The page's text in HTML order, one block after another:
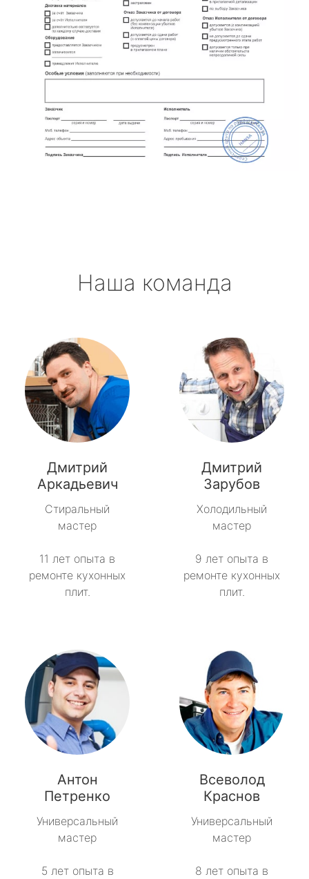
Наша команда
Дмитрий
Аркадьевич
Стиральный
мастер
11 лет опыта в
ремонте кухонных
плит.
Дмитрий
Зарубов
Холодильный
мастер
9 лет опыта в
ремонте кухонных
плит.
Антон
Петренко
Универсальный
мастер
5 лет опыта в
Всеволод
Краснов
Универсальный
мастер
8 лет опыта в